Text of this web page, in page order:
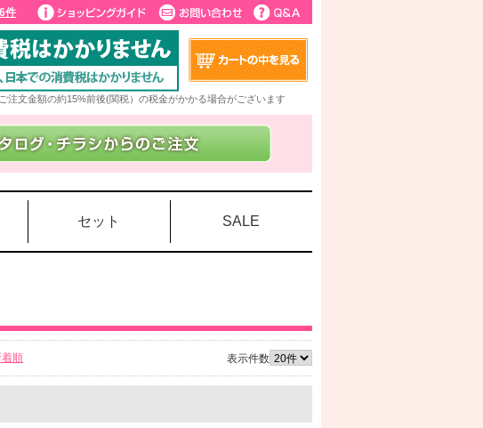
件
注文金額の約15%前後(関税）の税金がかかる場合がございます
セット SALE
着順 表示件数